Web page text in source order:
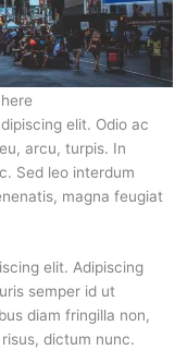
elit. Odio ac
arcu, turpis. In
Sed leo interdum
magna feugiat
elit. Adipiscing
semper id ut
diam fringilla non,
dictum nunc.